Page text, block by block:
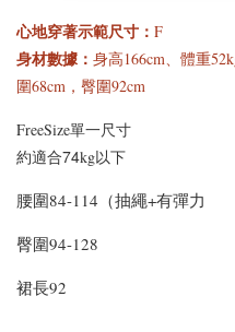
心地穿著示範尺寸 ： F
身材數據： 身高166cm、體重
圍68cm，臀圍92cm
FreeSize單一尺寸
約適合74kg以下
腰圍84-114（抽繩+有彈力
臀圍94-128
裙長92